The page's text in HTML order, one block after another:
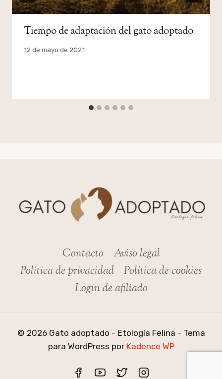
Tiempo de adaptación del gato adoptado
Por
12 de mayo de 2021
Contacto
Aviso legal
Política de privacidad
Política de cookies
Login de afiliado
© 2026 Gato adoptado - Etología Felina - Tema
para WordPress por Kadence WP